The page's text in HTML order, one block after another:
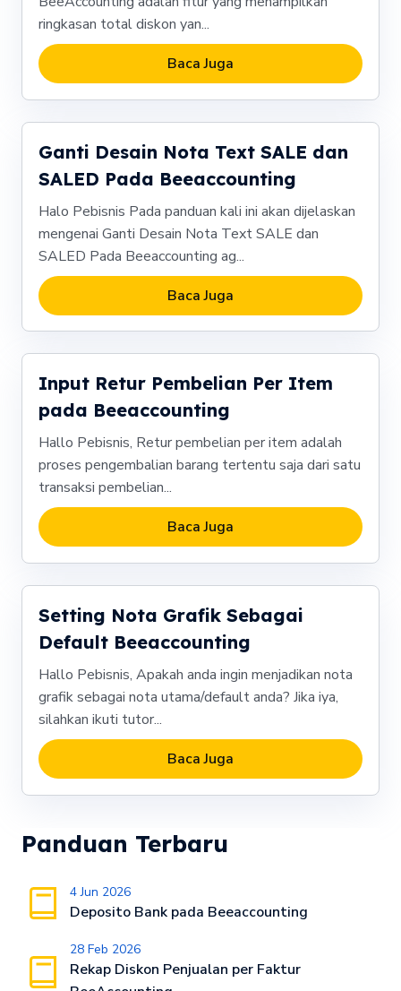
ringkasan total diskon yan...
Baca Juga
Ganti Desain Nota Text SALE dan
SALED Pada Beeaccounting
Halo Pebisnis Pada panduan kali ini akan dijelaskan
mengenai Ganti Desain Nota Text SALE dan
SALED Pada Beeaccounting ag...
Baca Juga
Input Retur Pembelian Per Item
pada Beeaccounting
Hallo Pebisnis, Retur pembelian per item adalah
proses pengembalian barang tertentu saja dari satu
transaksi pembelian...
Baca Juga
Setting Nota Grafik Sebagai
Default Beeaccounting
Hallo Pebisnis, Apakah anda ingin menjadikan nota
grafik sebagai nota utama/default anda? Jika iya,
silahkan ikuti tutor...
Baca Juga
Panduan Terbaru
4 Jun 2026
Deposito Bank pada Beeaccounting
28 Feb 2026
Rekap Diskon Penjualan per Faktur